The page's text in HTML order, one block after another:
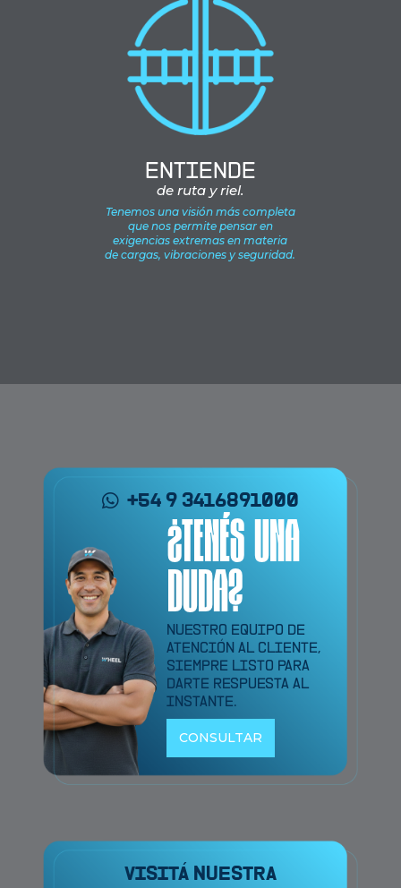
ENTIENDE
de ruta y riel.
Tenemos una visión más completa
que nos permite pensar en
exigencias extremas en materia
de cargas, vibraciones y seguridad.
+54 9 3416891000
¿TENÉS UNA
DUDA?
NUESTRO EQUIPO DE
ATENCIÓN AL CLIENTE,
SIEMPRE LISTO PARA
DARTE RESPUESTA AL
INSTANTE.
CONSULTAR
VISITÁ NUESTRA